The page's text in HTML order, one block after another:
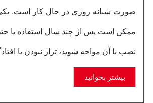
صورت شبانه روزی در حال کار است.
ممکن است پس از چند سال استفاده یا
نصب با آن مواجه شوید، تراز نبودن یا
بیشتر بخوانید